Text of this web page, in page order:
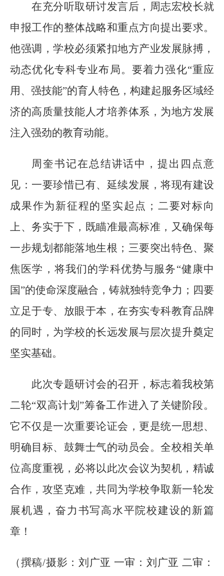
在充分听取研讨发言后，周志宏校长就
申报工作的整体战略和重点方向提出要求。
他强调，学校必须紧扣地方产业发展脉搏，
动态优化专科专业布局。要着力强化“重应
用、强技能”的育人特色，构建起服务区域经
济的高质量技能人才培养体系，为地方发展
注入强劲的教育动能。
周奎书记在总结讲话中，提出四点意
见： 一要珍惜已有、延续发展，将现有建设
成果作为新征程的坚实起点；二要对标向
上、务实于下，既瞄准最高标准，又确保每
一步规划都能落地生根；三要突出特色、聚
焦医学，将我们的学科优势与服务“健康中
国”的使命深度融合，铸就独特竞争力；四要
立足于专、放眼于本，在夯实专科教育品牌
的同时，为学校的长远发展与层次提升奠定
坚实基础。
此次专题研讨会的召开，标志着我校第
二轮“双高计划”筹备工作进入了关键阶段。
它不仅是一次重要论证会，更是统一思想、
明确目标、鼓舞士气的动员会。全校相关单
位高度重视，必将以此次会议为契机，精诚
合作，攻坚克难，共同为学校争取新一轮发
展机遇，奋力书写高水平院校建设的新篇
章！
（撰稿/摄影：刘广亚 一审：刘广亚 二审：